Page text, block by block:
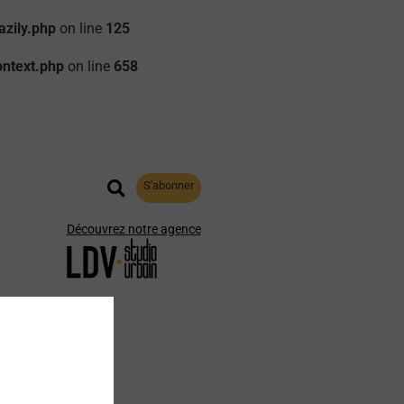
on line 125
on line 658
S'abonner
Découvrez notre agence